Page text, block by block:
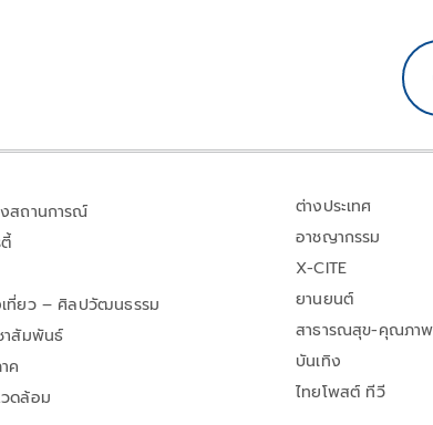
สถานการณ์
ที่ยว – ศิลปวัฒนธรรม
าสัมพันธ์
ค
ดล้อม
ต่างประเทศ
อาชญากรรม
X-CITE
ยานยนต์
สาธารณสุข-คุณภา
บันเทิง
ไทยโพสต์ ทีวี